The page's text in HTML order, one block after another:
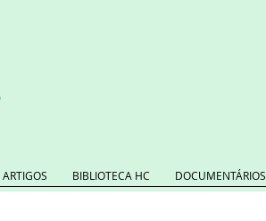
ARTIGOS BIBLIOTECA HC DOCUMENTÁRIOS